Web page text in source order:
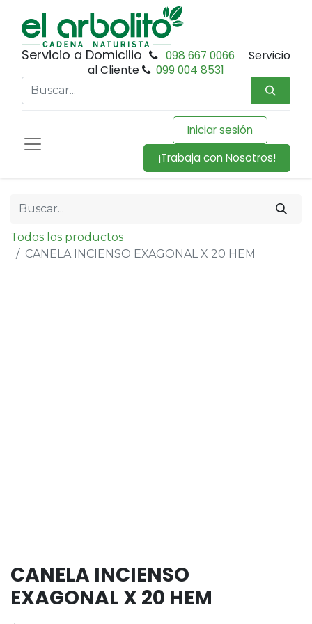
Servicio a Domicilio 098 667 0066
Servicio
al Cliente
099 004 8531
Iniciar sesión
¡Trabaja con Nosotros!
Todos los productos
CANELA INCIENSO EXAGONAL X 20 HEM
CANELA INCIENSO
EXAGONAL X 20 HEM